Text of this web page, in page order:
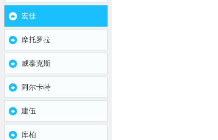
宏佳
摩托罗拉
威泰克斯
阿尔卡特
建伍
库柏